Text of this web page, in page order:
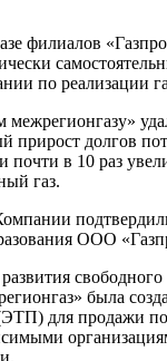
филиалов
по реализации
межрегионгазу»
прирост долгов
почти в 10 раз
газ.
ООО
свободного
была
для продажи